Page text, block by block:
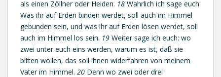
als einen Zöllner oder Heiden. 18 Wahrlich ich sage euch:
Was ihr auf Erden binden werdet, soll auch im Himmel
gebunden sein, und was ihr auf Erden lösen werdet, soll
auch im Himmel los sein. 19 Weiter sage ich euch: wo
zwei unter euch eins werden, warum es ist, daß sie
bitten wollen, das soll ihnen widerfahren von meinem
Vater im Himmel. 20 Denn wo zwei oder drei